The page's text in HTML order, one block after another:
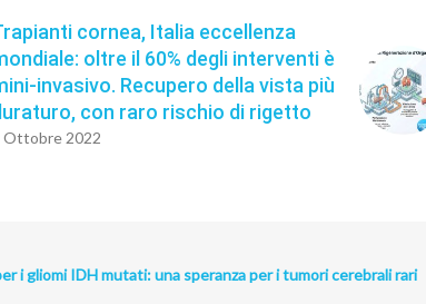
cornea, Italia eccellenza
oltre il 60% degli interventi è
invasivo. Recupero della vista più
con raro rischio di rigetto
Ottobre 2022
i gliomi IDH mutati: una speranza per i tumori cerebrali rari